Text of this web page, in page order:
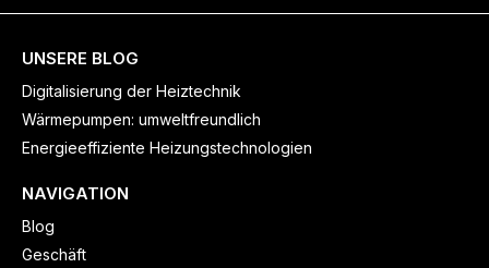
UNSERE BLOG
Digitalisierung der Heiztechnik
Wärmepumpen: umweltfreundlich
Energieeffiziente Heizungstechnologien
NAVIGATION
Blog
Geschäft